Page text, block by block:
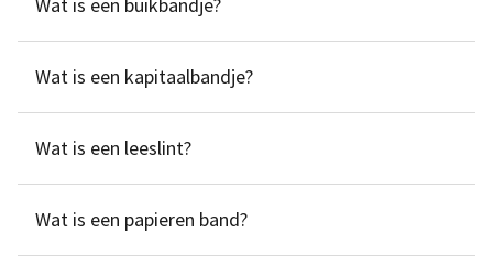
Wat is een kapitaalbandje?
Wat is een leeslint?
Wat is een papieren band?